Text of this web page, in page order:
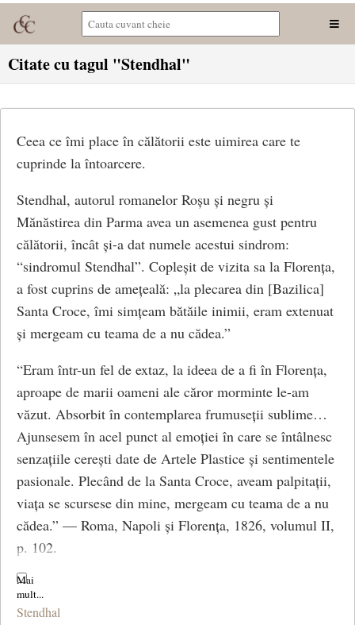
Citate cu tagul "Stendhal"
Ceea ce îmi place în călătorii este uimirea care te
cuprinde la întoarcere.
Stendhal, autorul romanelor Roșu și negru și
Mănăstirea din Parma avea un asemenea gust pentru
călătorii, încât și-a dat numele acestui sindrom:
“sindromul Stendhal”. Copleșit de vizita sa la Florența,
a fost cuprins de amețeală: „la plecarea din [Bazilica]
Santa Croce, îmi simțeam bătăile inimii, eram extenuat
și mergeam cu teama de a nu cădea.”
“Eram într-un fel de extaz, la ideea de a fi în Florența,
aproape de marii oameni ale căror morminte le-am
văzut. Absorbit în contemplarea frumuseții sublime…
Ajunsesem în acel punct al emoției în care se întâlnesc
senzațiile cerești date de Artele Plastice și sentimentele
pasionale. Plecând de la Santa Croce, aveam palpitații,
viața se scursese din mine, mergeam cu teama de a nu
cădea.” — Roma, Napoli și Florența, 1826, volumul II,
p. 102.
Sindromul Stendhal, numit și „sindromul Florence”,
Stendhal